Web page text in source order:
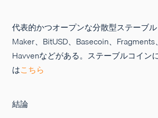
代表的かつオープンな分散型ステーブル
Maker、BitUSD、Basecoin、Fragments
Havvenなどがある。ステーブルコイン
はこちら
結論